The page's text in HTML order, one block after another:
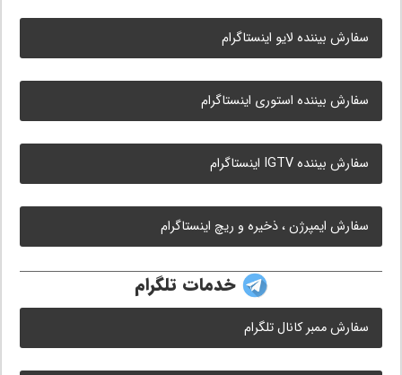
سفارش بیننده لایو اینستاگرام
سفارش بیننده استوری اینستاگرام
سفارش بیننده IGTV اینستاگرام
سفارش ایمپرژن ، ذخیره و ریچ اینستاگرام
خدمات تلگرام
سفارش ممبر کانال تلگرام